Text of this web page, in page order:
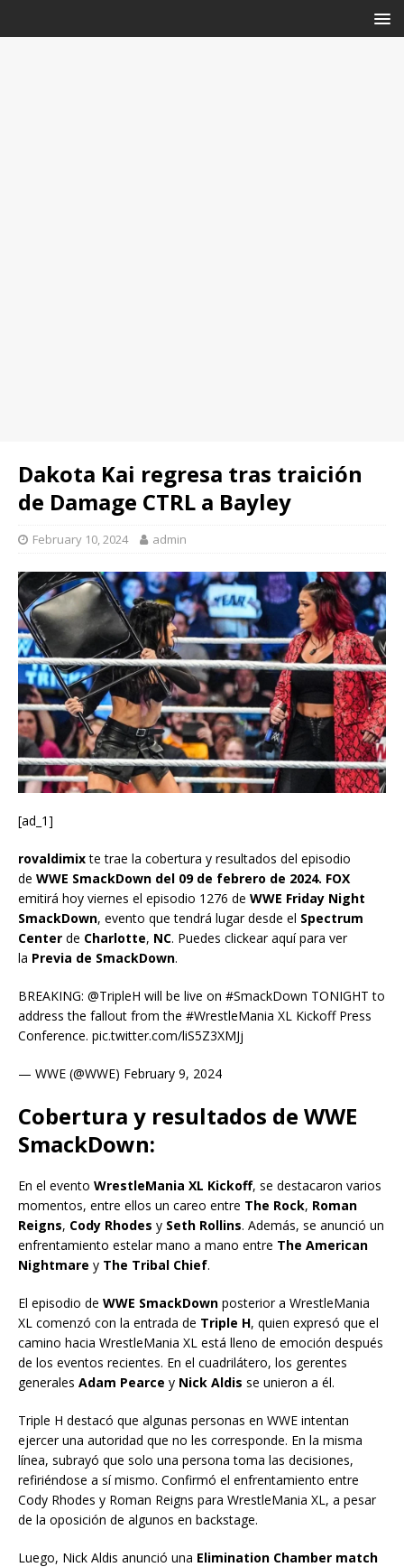
Dakota Kai regresa tras traición
de Damage CTRL a Bayley
February 10, 2024 admin
[ad_1]
rovaldimixte trae la cobertura y resultados del episodio
de WWE SmackDown del 09 de febrero de 2024. FOX
emitirá hoy viernes el episodio 1276 de WWE Friday Night
SmackDown, evento que tendrá lugar desde el Spectrum
Center de Charlotte, NC. Puedes clickear aquí para ver
la Previa de SmackDown.
BREAKING: @TripleH will be live on #SmackDown TONIGHT to
address the fallout from the #WrestleMania XL Kickoff Press
Conference. pic.twitter.com/liS5Z3XMJj
— WWE (@WWE) February 9, 2024
Cobertura y resultados de WWE
SmackDown:
En el evento WrestleMania XL Kickoff, se destacaron varios
momentos, entre ellos un careo entre The Rock, Roman
Reigns, Cody Rhodes y Seth Rollins. Además, se anunció un
enfrentamiento estelar mano a mano entre The American
Nightmare y The Tribal Chief.
El episodio de WWE SmackDown posterior a WrestleMania
XL comenzó con la entrada de Triple H, quien expresó que el
camino hacia WrestleMania XL está lleno de emoción después
de los eventos recientes. En el cuadrilátero, los gerentes
generales Adam Pearce y Nick Aldis se unieron a él.
Triple H destacó que algunas personas en WWE intentan
ejercer una autoridad que no les corresponde. En la misma
línea, subrayó que solo una persona toma las decisiones,
refiriéndose a sí mismo. Confirmó el enfrentamiento entre
Cody Rhodes y Roman Reigns para WrestleMania XL, a pesar
de la oposición de algunos en backstage.
Luego, Nick Aldis anunció una Elimination Chamber match